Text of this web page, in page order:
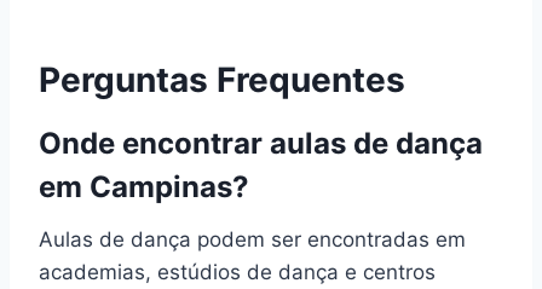
Perguntas Frequentes
Onde encontrar aulas de dança
em Campinas?
Aulas de dança podem ser encontradas em
academias, estúdios de dança e centros